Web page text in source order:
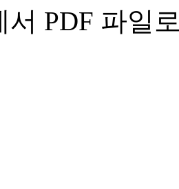
서 PDF 파일